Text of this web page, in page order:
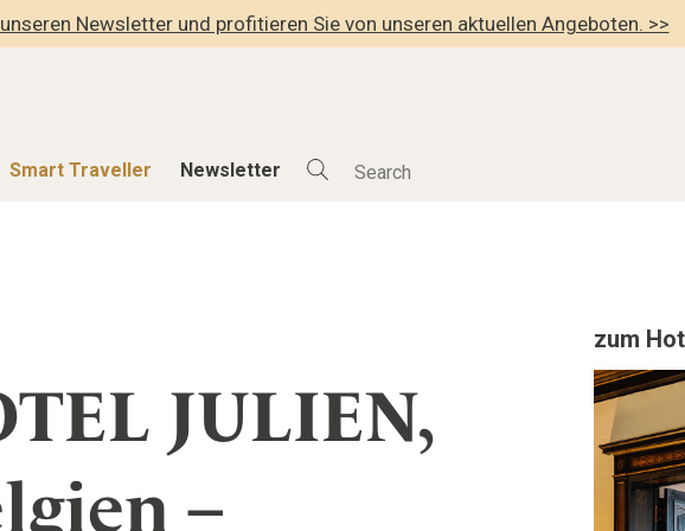
Newsletter und profitieren Sie von unseren aktuellen Angeboten. >>
Smart Traveller Newsletter
Gutschein/Voucher
Register
JULIEN,
–
zum